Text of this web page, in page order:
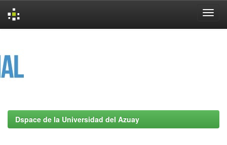
Dspace de la Universidad del Azuay